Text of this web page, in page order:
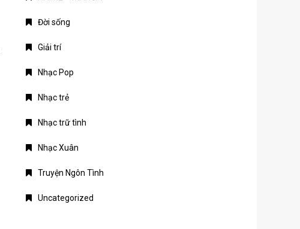
Đời sống
Giải trí
Nhạc Pop
Nhạc trẻ
Nhạc trữ tình
Nhạc Xuân
Truyện Ngôn Tình
Uncategorized